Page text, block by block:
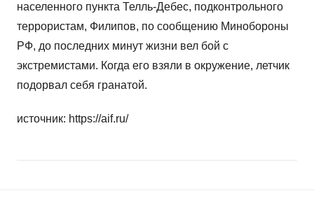
населенного пункта Телль-Дебес, подконтрольного
террористам, Филипов, по сообщению Минобороны
РФ, до последних минут жизни вел бой с
экстремистами. Когда его взяли в окружение, летчик
подорвал себя гранатой.
источник: https://aif.ru/